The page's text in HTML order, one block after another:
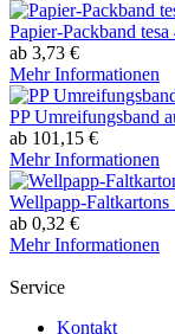
Papier-Packband tesa
ab 3,73 €
Mehr Informationen
PP Umreifungsband
ab 101,15 €
Mehr Informationen
Wellpapp-
ab 0,32 €
Mehr Informationen
Service
Kontakt